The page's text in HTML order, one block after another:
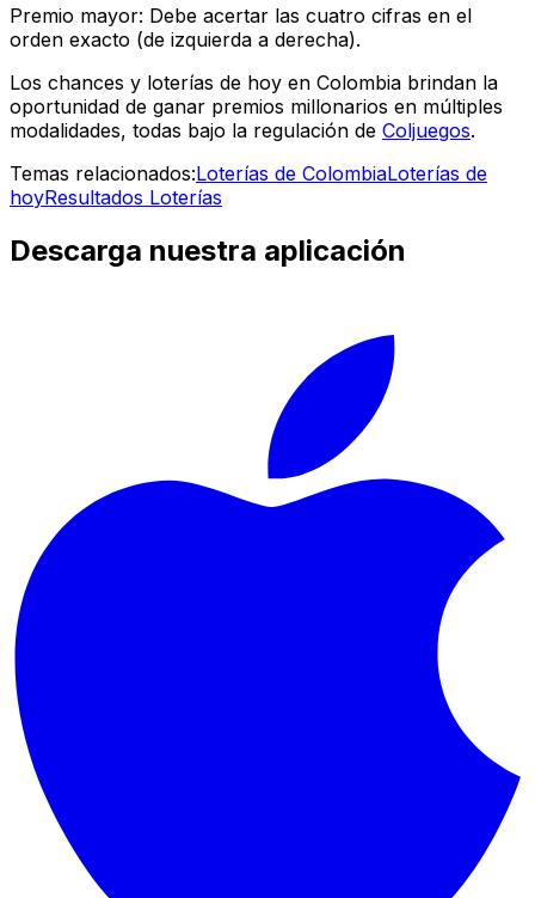
Premio mayor: Debe acertar las cuatro cifras en el
orden exacto (de izquierda a derecha).
Los chances y loterías de hoy en Colombia brindan la
oportunidad de ganar premios millonarios en múltiples
modalidades, todas bajo la regulación de Coljuegos.
Temas relacionados:Loterías de ColombiaLoterías de
hoyResultados Loterías
Descarga nuestra aplicación